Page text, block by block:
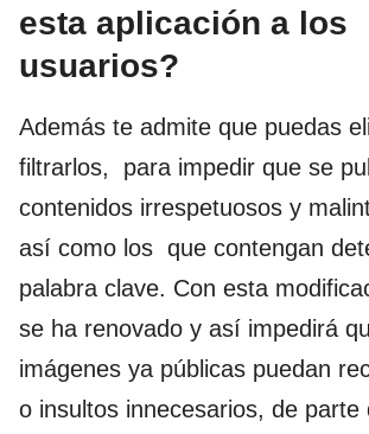
esta aplicación a los
usuarios?
Además te admite que puedas
filtrarlos, para impedir que se
contenidos irrespetuosos y
así como los que contengan
palabra clave. Con esta
se ha renovado y así impedirá
imágenes ya públicas puedan
o insultos innecesarios, de parte